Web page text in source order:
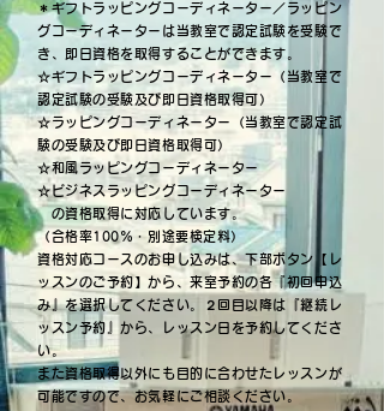
＊ギフトラッピングコーディネーター／ラッピン
グコーディネーターは当教室で認定試験を受験で
き、即日資格を取得することができます。
☆ギフトラッピングコーディネーター（当教室で
認定試験の受験及び即日資格取得可）
☆ラッピングコーディネーター（当教室で認定試
験の受験及び即日資格取得可）
☆和風ラッピングコーディネーター
☆ビジネスラッピングコーディネーター
の資格取得に対応しています。
（合格率100％・別途要検定料）
資格対応コースのお申し込みは、下部ボタン【レ
ッスンのご予約】から、来室予約の各『初回申込
み』を選択してください。２回目以降は『継続レ
ッスン予約』から、レッスン日を予約してくださ
い。
また資格取得以外にも目的に合わせたレッスンが
可能ですので、お気軽にご相談ください。